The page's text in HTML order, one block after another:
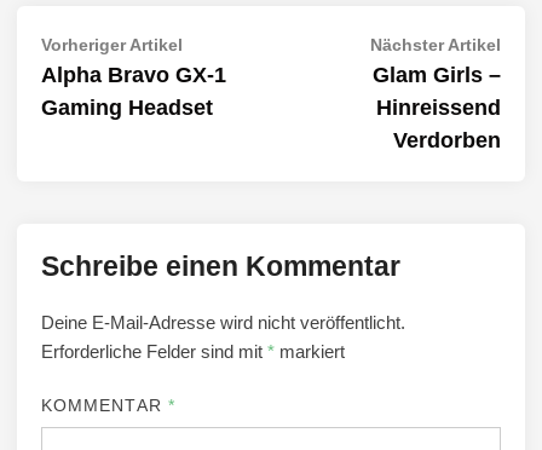
Beitragsnavigation
Vorheriger Artikel
Artikel:
Alpha Bravo GX-1
Gaming Headset
Nächster Artikel
Glam Girls –
Hinreissend
Verdorben
Schreibe einen Kommentar
Deine E-Mail-Adresse wird nicht veröffentlicht.
Erforderliche Felder sind mit * markiert
KOMMENTAR *